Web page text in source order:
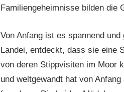
Familiengeheimnisse bilden die
Von Anfang ist es spannend
Landei, entdeckt, dass sie eine
von deren Stippvisiten im Moor
und weltgewandt hat von